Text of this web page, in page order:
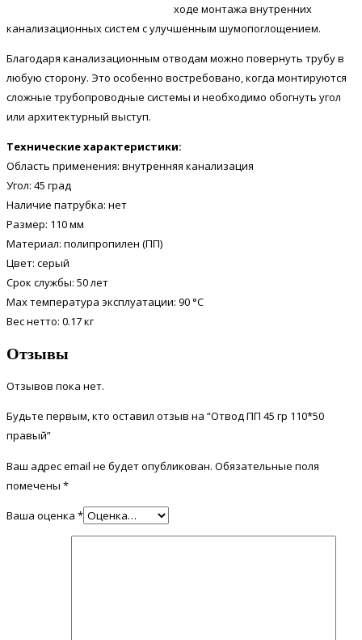
ходе монтажа внутренних
канализационных систем с улучшенным шумопоглощением.
Благодаря канализационным отводам можно повернуть трубу в
любую сторону. Это особенно востребовано, когда монтируются
сложные трубопроводные системы и необходимо обогнуть угол
или архитектурный выступ.
Технические характеристики:
Область применения: внутренняя канализация
Угол: 45 град
Наличие патрубка: нет
Размер: 110 мм
Материал: полипропилен (ПП)
Цвет: серый
Срок службы: 50 лет
Max температура эксплуатации: 90 °С
Вес нетто: 0.17 кг
Отзывы
Отзывов пока нет.
Будьте первым, кто оставил отзыв на “Отвод ПП 45 гр 110*50
правый”
Ваш адрес email не будет опубликован. Обязательные поля
помечены *
Ваша оценка *